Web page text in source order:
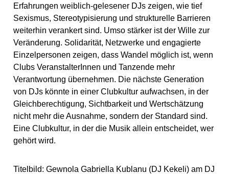
Erfahrungen weiblich-gelesener DJs zeigen, wie tief
Sexismus, Stereotypisierung und strukturelle Barrieren
weiterhin verankert sind. Umso stärker ist der Wille zur
Veränderung. Solidarität, Netzwerke und engagierte
Einzelpersonen zeigen, dass Wandel möglich ist, wenn
Clubs VeranstalterInnen und Tanzende mehr
Verantwortung übernehmen. Die nächste Generation
von DJs könnte in einer Clubkultur aufwachsen, in der
Gleichberechtigung, Sichtbarkeit und Wertschätzung
nicht mehr die Ausnahme, sondern der Standard sind.
Eine Clubkultur, in der die Musik allein entscheidet, wer
gehört wird.
Titelbild: Gewnola Gabriella Kublanu (DJ Kekeli) am DJ